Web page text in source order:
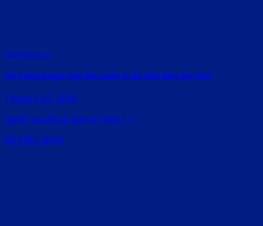
Rate this post
Gợi ý background chụp ảnh couple áo dài chân dung đẹp 2026
Tháng 5 23, 2026
Danh mụcChụp ảnh sự kiện [...]
Đã kiểm duyệt